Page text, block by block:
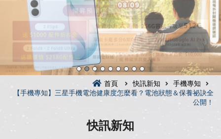
首頁 快訊新知
手機專知
【手機專知】三星手機電池健康度怎麼看？電池狀態＆保養祕訣全
公開！
快訊新知